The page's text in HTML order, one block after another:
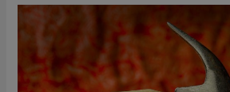
Mag
aannemer
een